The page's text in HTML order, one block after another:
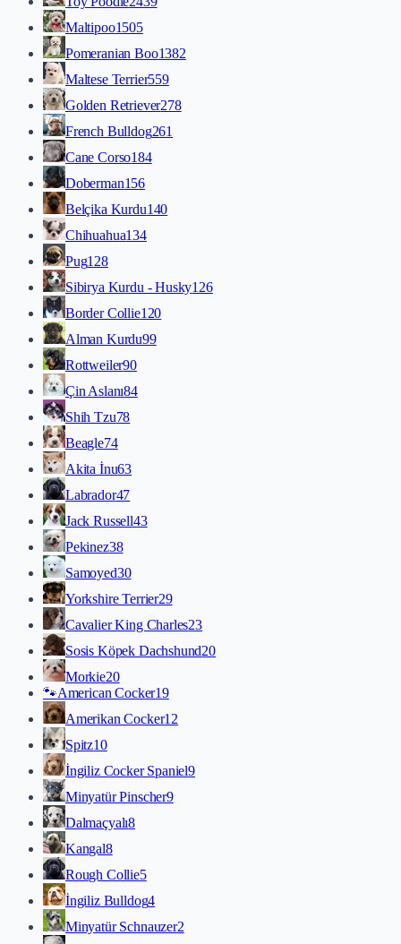
Maltipoo1505
Pomeranian Boo1382
Maltese Terrier559
Golden Retriever278
French Bulldog261
Cane Corso184
Doberman156
Belçika Kurdu140
Chihuahua134
Pug128
Sibirya Kurdu - Husky126
Border Collie120
Alman Kurdu99
Rottweiler90
Çin Aslanı84
Shih Tzu78
Beagle74
Akita İnu63
Labrador47
Jack Russell43
Pekinez38
Samoyed30
Yorkshire Terrier29
Cavalier King Charles23
Sosis Köpek Dachshund20
Morkie20
🐾American Cocker19
Amerikan Cocker12
Spitz10
İngiliz Cocker Spaniel9
Minyatür Pinscher9
Dalmaçyalı8
Kangal8
Rough Collie5
İngiliz Bulldog4
Minyatür Schnauzer2